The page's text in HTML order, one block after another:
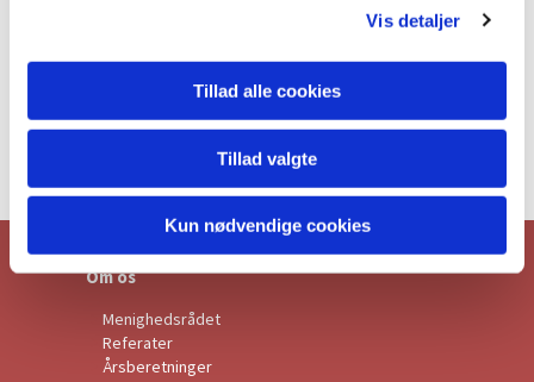
Vis detaljer
Tillad alle cookies
Tillad valgte
Kun nødvendige cookies
Mail:hannevinther53@gmail.com
Om os
Menighedsrådet
Referater
Årsberetninger